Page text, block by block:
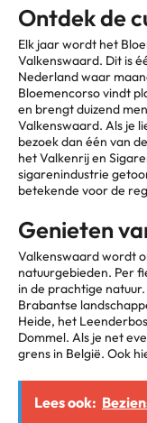
Ontdek de
Elk jaar wordt het
Valkenswaard. Dit is
Nederland waar
Bloemencorso vindt
en brengt duizend
Valkenswaard. Als je
bezoek dan één van
het Valkenrij en
sigarenindustrie
betekende voor de
Genieten
Valkenswaard wordt
natuurgebieden. Per
in de prachtige
Brabantse
Heide, het
Dommel. Als je net
grens in België. Ook
Lees ook: